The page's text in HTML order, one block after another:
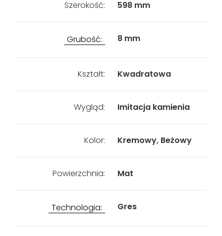
Szerokość: 598 mm
Grubość: 8 mm
Kształt: Kwadratowa
Wygląd: Imitacja kamienia
Kolor: Kremowy, Beżowy
Powierzchnia: Mat
Technologia: Gres